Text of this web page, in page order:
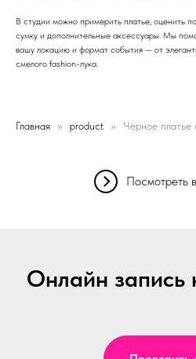
В студии можно примерить платье, оценить
сумку и дополнительные аксессуары. Мы
вашу локацию и формат события — от
смелого fashion-лука.
Главная product Чёрное платье
Посмотреть
Онлайн запись